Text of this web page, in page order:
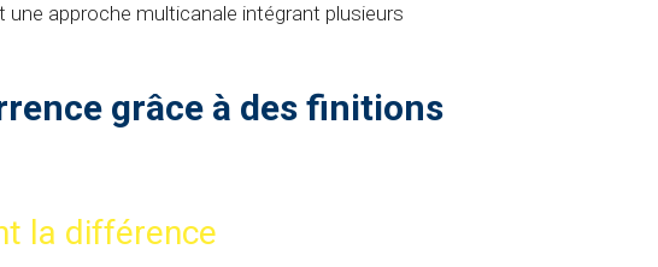
approche multicanale intégrant plusieurs
grâce à des finitions
la différence